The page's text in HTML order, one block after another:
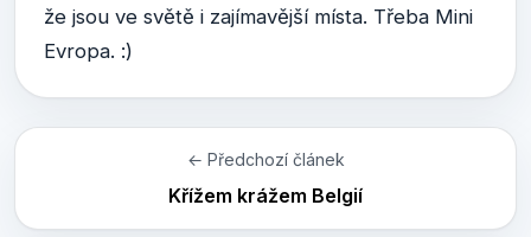
že jsou ve světě i zajímavější místa. Třeba Mini
Evropa. :)
← Předchozí článek
Křížem krážem Belgií